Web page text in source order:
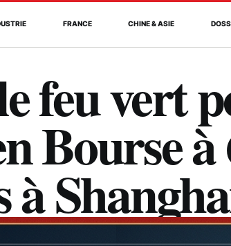
FRANCE CHINE & ASIE
feu vert
Bourse à